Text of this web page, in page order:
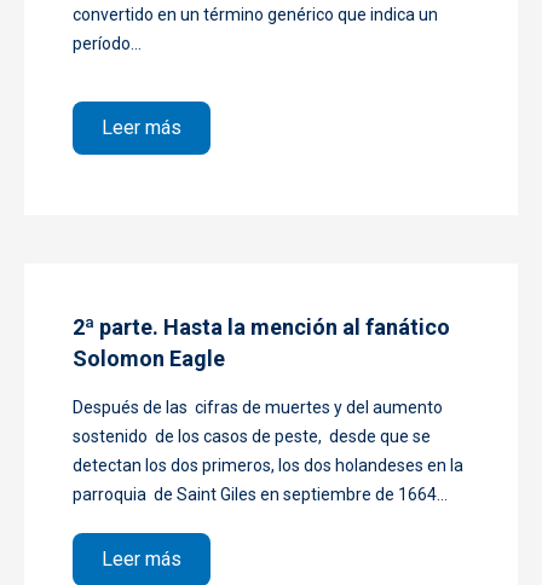
convertido en un término genérico que indica un
período...
Leer más
2ª parte. Hasta la mención al fanático
Solomon Eagle
Después de las cifras de muertes y del aumento
sostenido de los casos de peste, desde que se
detectan los dos primeros, los dos holandeses en la
parroquia de Saint Giles en septiembre de 1664...
Leer más